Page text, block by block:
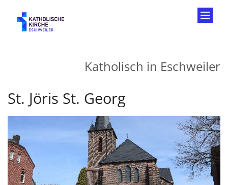
Katholisch in Eschweiler
St. Jöris St. Georg